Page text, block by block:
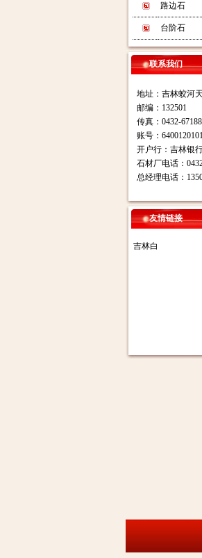
路边石
台阶石
联系我们
地址：吉林蛟河
邮编：132501
传真：0432-
账号：
开户行：吉林银
石材厂电话：
总经理电话：
友情链接
吉林白